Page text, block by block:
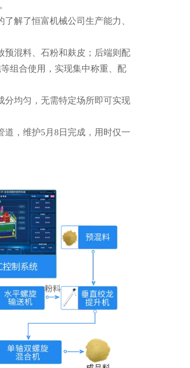
解了恒富机械公司生产能力、
混料、石粉和麸皮；后端则配
组合使用，实现集中称重、配
均匀，无需特定场所即可实现
，维护5月8日完成，用时仅一